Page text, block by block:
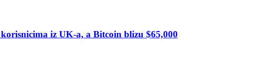
iz UK-a, a Bitcoin blizu $65,000